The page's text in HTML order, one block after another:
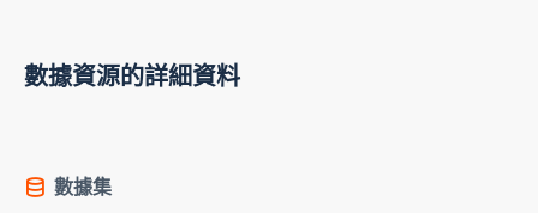
數據資源的詳細資料
數據集